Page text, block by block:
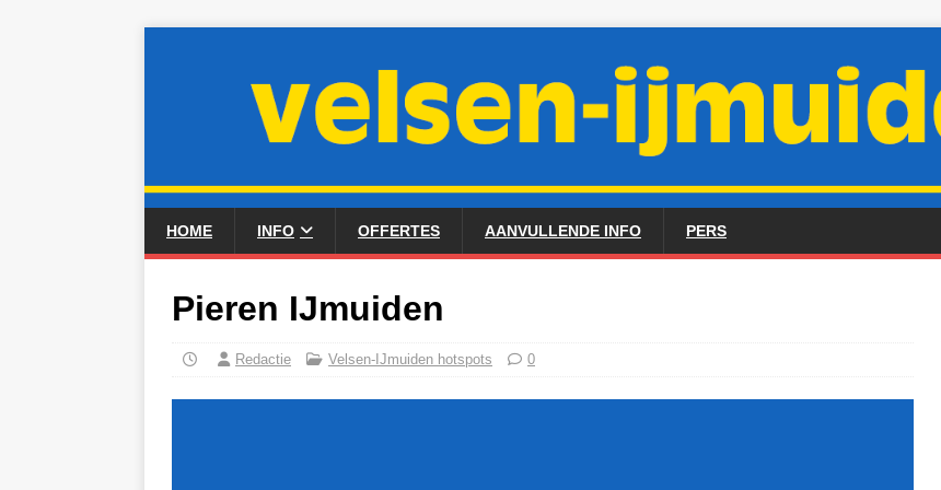
HOME INFO OFFERTES AANVULLENDE INFO PERS
Pieren IJmuiden
Redactie Velsen-IJmuiden hotspots 0